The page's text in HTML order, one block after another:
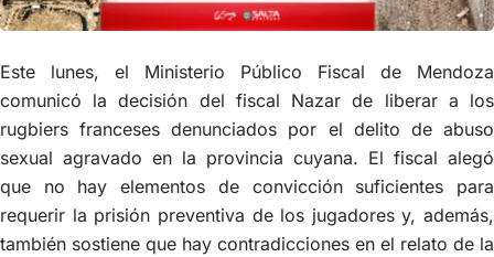
Este lunes, el Ministerio Público Fiscal de Mendoza
comunicó la decisión del fiscal Nazar de liberar a los
rugbiers franceses denunciados por el delito de abuso
sexual agravado en la provincia cuyana. El fiscal alegó
que no hay elementos de convicción suficientes para
requerir la prisión preventiva de los jugadores y, además,
también sostiene que hay contradicciones en el relato de la